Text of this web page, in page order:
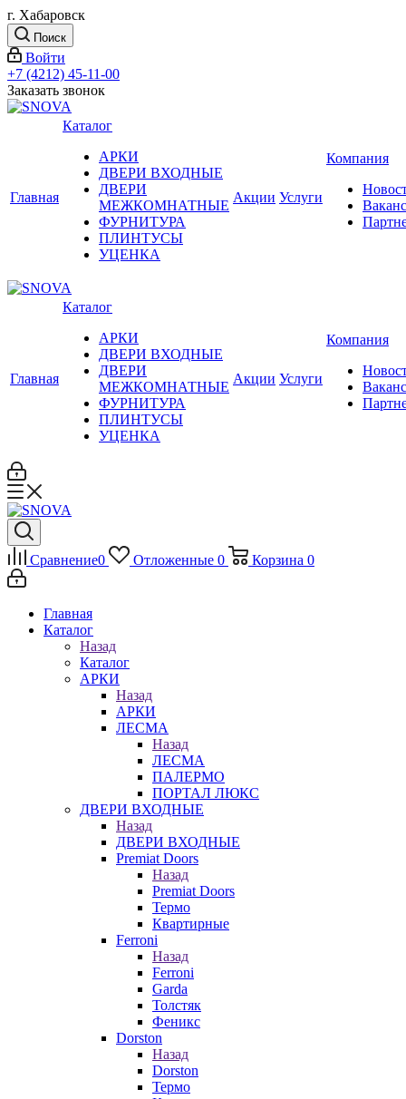
г. Хабаровск
Поиск
Войти
+7 (4212) 45-11-00
Заказать звонок
Главная
Каталог
АРКИ
ДВЕРИ ВХОДНЫЕ
ДВЕРИ
МЕЖКОМНАТНЫЕ
ФУРНИТУРА
ПЛИНТУСЫ
УЦЕНКА
Акции Услуги
Компания
Главная
Каталог
АРКИ
ДВЕРИ ВХОДНЫЕ
ДВЕРИ
МЕЖКОМНАТНЫЕ
ФУРНИТУРА
ПЛИНТУСЫ
УЦЕНКА
Акции Услуги
Компания
Сравнение0 Отложенные 0 Корзина 0
Главная
Каталог
Назад
Каталог
АРКИ
Назад
АРКИ
ЛЕСМА
Назад
ЛЕСМА
ПАЛЕРМО
ПОРТАЛ ЛЮКС
ДВЕРИ ВХОДНЫЕ
Назад
ДВЕРИ ВХОДНЫЕ
Premiat Doors
Назад
Premiat Doors
Термо
Квартирные
Ferroni
Назад
Ferroni
Garda
Толстяк
Феникс
Dorston
Назад
Dorston
Термо